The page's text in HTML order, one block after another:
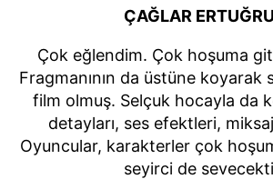
ÇAĞLAR
Çok eğlendim. Çok hoşuma
Fragmanının da üstüne koyarak
film olmuş. Selçuk hocayla da
detayları, ses efektleri,
Oyuncular, karakterler çok
seyirci de